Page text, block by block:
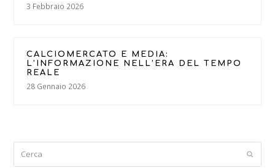
3 Febbraio 2026
CALCIOMERCATO E MEDIA:
L’INFORMAZIONE NELL’ERA DEL TEMPO
REALE
28 Gennaio 2026
Submit